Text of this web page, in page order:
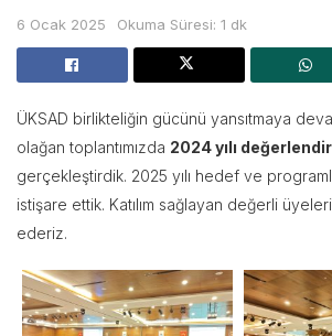
6 Ocak 2025 Okuma Süresi: 1 dk
ÜKSAD birlikteliğin gücünü yansıtmaya
olağan toplantımızda 2024 yılı
gerçekleştirdik. 2025 yılı hedef ve
istişare ettik. Katılım sağlayan değerli
ederiz.